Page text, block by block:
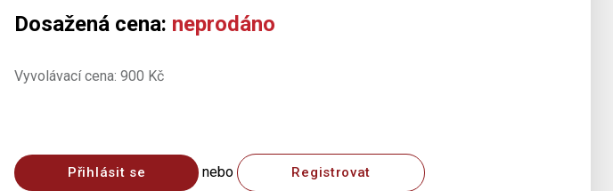
Dosažená cena: neprodáno
Vyvolávací cena: 900 Kč
Přihlásit se nebo Registrovat